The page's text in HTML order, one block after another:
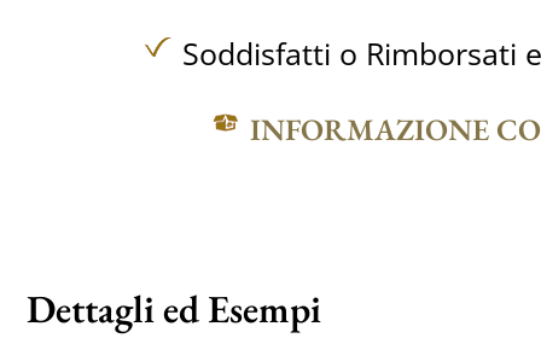
Soddisfatti o Rimborsati
INFORMAZIONE
Dettagli ed Esempi